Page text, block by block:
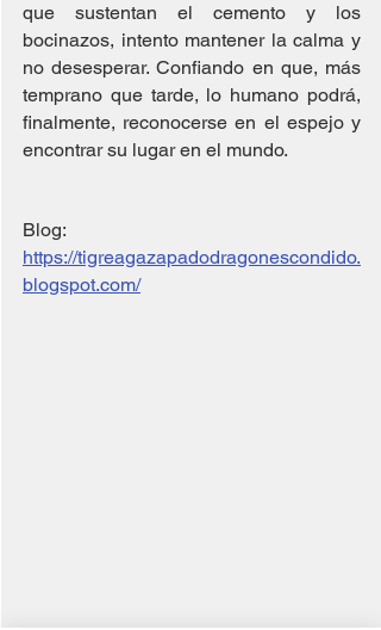
que sustentan el cemento y los
bocinazos, intento mantener la calma y
no desesperar. Confiando en que, más
temprano que tarde, lo humano podrá,
finalmente, reconocerse en el espejo y
encontrar su lugar en el mundo.
https://tigreagazapadodragonescondido.
blogspot.com/